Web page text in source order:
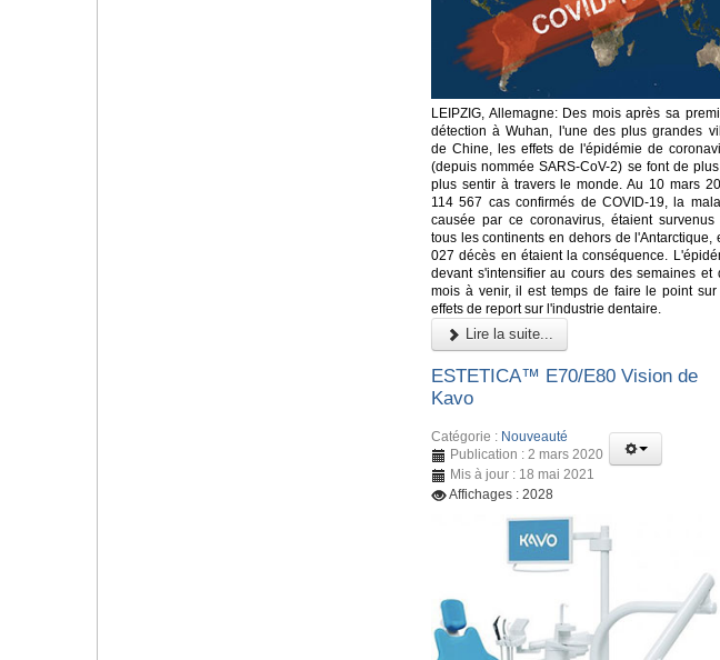
LEIPZIG, Allemagne: Des mois après sa
détection à Wuhan, l'une des plus grandes
de Chine, les effets de l'épidémie de
(depuis nommée SARS-CoV-2) se font de
plus sentir à travers le monde. Au 10 mars
114 567 cas confirmés de COVID-19, la
causée par ce coronavirus, étaient survenus
tous les continents en dehors de l'Antarctique,
027 décès en étaient la conséquence.
devant s'intensifier au cours des semaines et
mois à venir, il est temps de faire le point sur
effets de report sur l'industrie dentaire.
Lire la suite...
ESTETICA™️ E70/E80 Vision de
Kavo
Catégorie : Nouveauté
Publication : 2 mars 2020
Mis à jour : 18 mai 2021
Affichages : 2028